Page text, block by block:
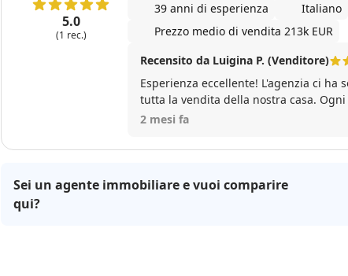
5.0
(1 rec.)
39 anni di esperienza
Italiano
Prezzo medio di vendita 213k EUR
Recensito da Luigina P. (Venditore)
Esperienza eccellente! L'agenzia ci
tutta la vendita della nostra casa.
attenzione ai dettagli. Un
sereno e veloce del previsto.
2 mesi fa
Sei un agente immobiliare e vuoi comparire
qui?